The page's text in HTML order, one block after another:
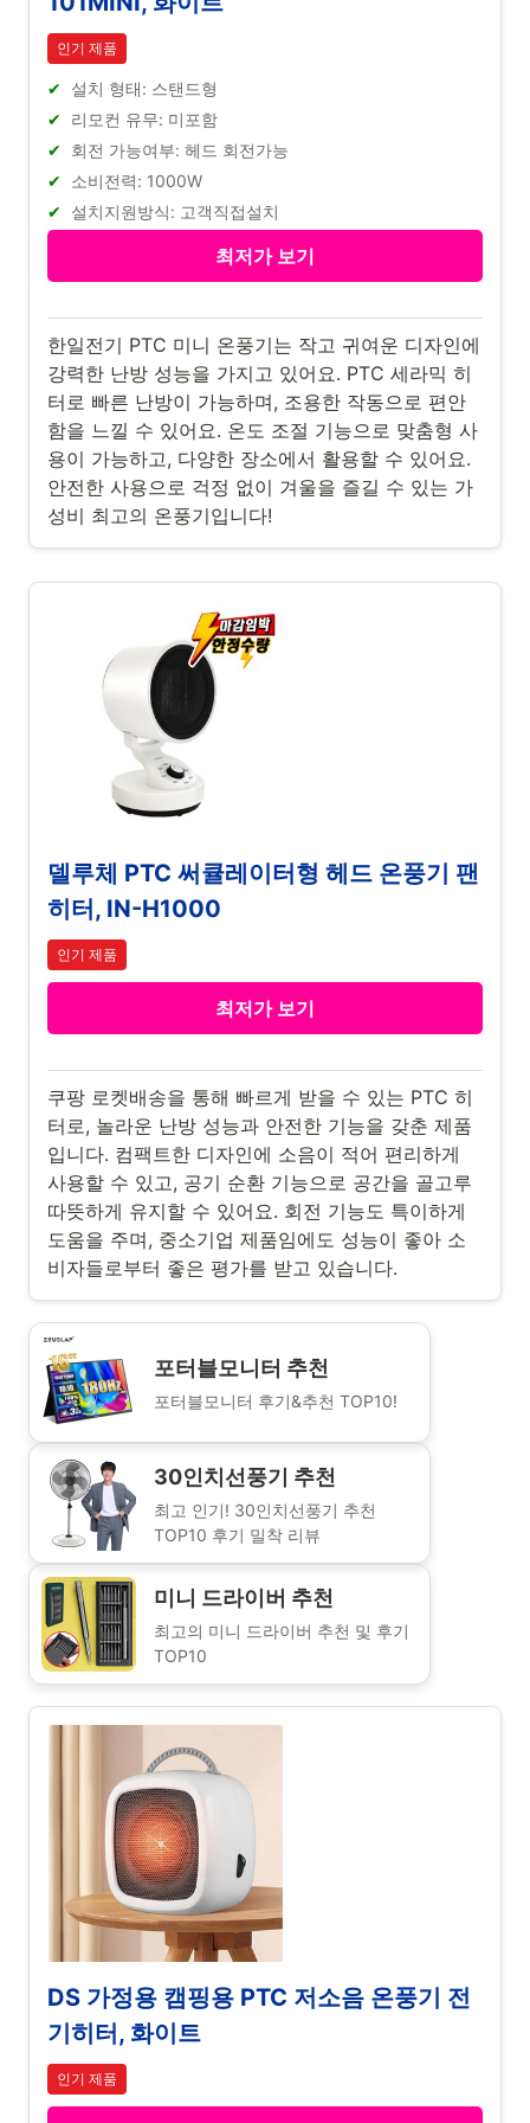
인기 제품
설치 형태: 스탠드형
리모컨 유무: 미포함
회전 가능여부: 헤드 회전가능
소비전력: 1000W
설치지원방식: 고객직접설치
최저가 보기
한일전기 PTC 미니 온풍기는 작고 귀여운 디자인에
강력한 난방 성능을 가지고 있어요. PTC 세라믹 히
터로 빠른 난방이 가능하며, 조용한 작동으로 편안
함을 느낄 수 있어요. 온도 조절 기능으로 맞춤형 사
용이 가능하고, 다양한 장소에서 활용할 수 있어요.
안전한 사용으로 걱정 없이 겨울을 즐길 수 있는 가
성비 최고의 온풍기입니다!
델루체 PTC 써큘레이터형 헤드 온풍기 팬
히터, IN-H1000
인기 제품
최저가 보기
쿠팡 로켓배송을 통해 빠르게 받을 수 있는 PTC 히
터로, 놀라운 난방 성능과 안전한 기능을 갖춘 제품
입니다. 컴팩트한 디자인에 소음이 적어 편리하게
사용할 수 있고, 공기 순환 기능으로 공간을 골고루
따뜻하게 유지할 수 있어요. 회전 기능도 특이하게
도움을 주며, 중소기업 제품임에도 성능이 좋아 소
비자들로부터 좋은 평가를 받고 있습니다.
포터블모니터 추천
포터블모니터 후기&추천 TOP10!
30인치선풍기 추천
최고 인기! 30인치선풍기 추천
TOP10 후기 밀착 리뷰
미니 드라이버 추천
최고의 미니 드라이버 추천 및 후기
TOP10
DS 가정용 캠핑용 PTC 저소음 온풍기 전
기히터, 화이트
인기 제품